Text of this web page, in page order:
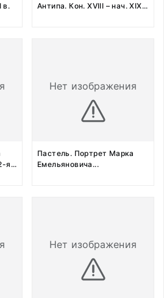
в.
Антипа. Кон. XVIII – нач. XIX...
я ...
Нет изображения
Пастель. Портрет Марка
Емельяновича ...
Нет изображения